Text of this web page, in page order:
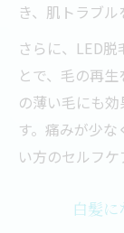
き、肌トラブル
さらに、LED
とで、毛の再
の薄い毛にも
す。痛みが少
い方のセルフケ
白髪